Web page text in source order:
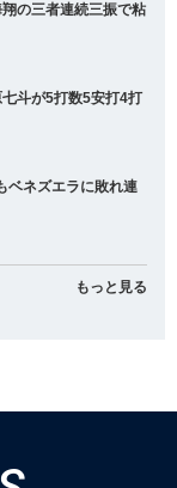
の三者連続三振で粘
斗が5打数5安打4打
ベネズエラに敗れ連
もっと見る